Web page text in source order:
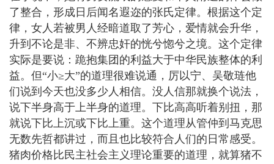
了整合，形成日后闻名遐迩的张氏定律。根据这个定
律，女人若被男人经暗道取了芳心，爱情就会升华，
升到不论是非、不辨忠奸的恍兮惚兮之境。这个定律
实际是要说：跪抱集团的利益大于中华民族整体的利
益。但“小≥大”的道理很难说通，厉以宁、吴敬琏他
们说到今天也没多少人相信。没人信那就换个说法，
说下半身高于上半身的道理。下比高高听着别扭，那
就说下比上沉或下比上重。这个道理从管仲到马克思
无数先哲都讲过，而且也比较符合人们的日常感受。
猪肉价格比民主社会主义理论重要的道理，就算猪不